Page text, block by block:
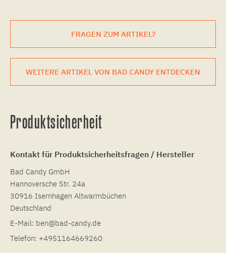
FRAGEN ZUM ARTIKEL?
WEITERE ARTIKEL VON BAD CANDY ENTDECKEN
Produktsicherheit
Kontakt für Produktsicherheitsfragen / Hersteller
Bad Candy GmbH
Hannoversche Str. 24a
30916 Isernhagen Altwarmbüchen
Deutschland
E-Mail: ben@bad-candy.de
Telefon: +4951164669260